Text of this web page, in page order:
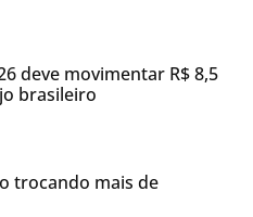
deve movimentar R$ 8,5
brasileiro
trocando mais de